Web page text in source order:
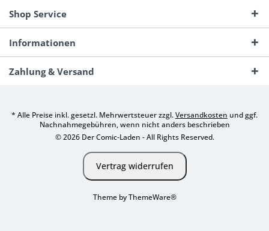
Shop Service
Informationen
Zahlung & Versand
* Alle Preise inkl. gesetzl. Mehrwertsteuer zzgl.Versandkosten und ggf.
Nachnahmegebühren, wenn nicht anders beschrieben
© 2026 Der Comic-Laden - All Rights Reserved.
Vertrag widerrufen
Theme byThemeWare®